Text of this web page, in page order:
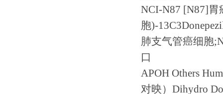
NCI-N87 [N87]胃
胞)-
肺支气管癌细胞
口
APOH Others
对映） Dihydro